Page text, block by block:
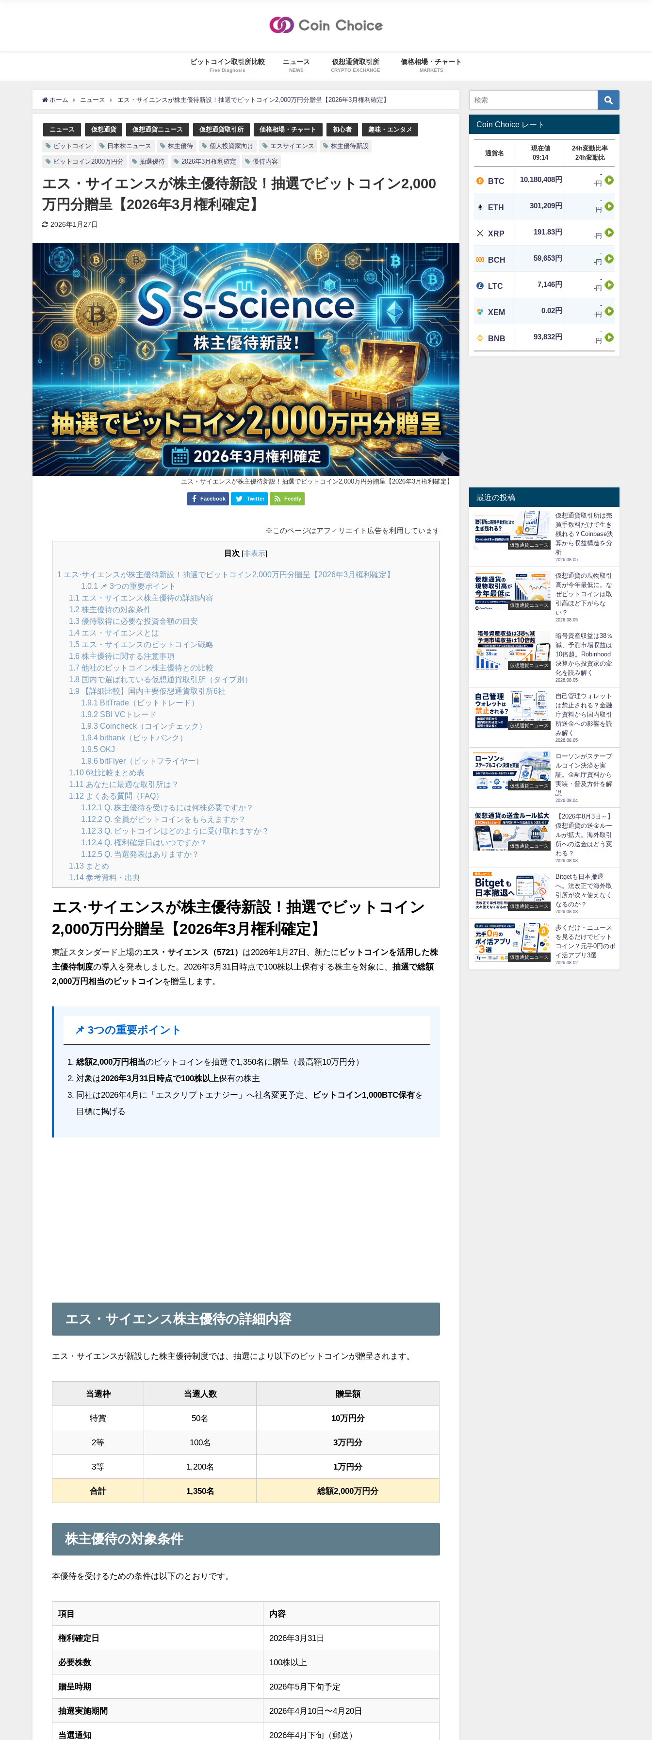
ビットコイン取引所比較
Free Diagnosis
ニュース
NEWS
仮想通貨取引所
CRYPTO EXCHANGE
価格相場・チャート
MARKETS
ホーム ニュース エス・サイエンスが株主優待新設！抽選でビットコイン2,000万円分贈呈【2026年3月権利確定】
ニュース 仮想通貨 仮想通貨ニュース 仮想通貨取引所 価格相場・チャート 初心者 趣味・エンタメ
ビットコイン 日本株ニュース 株主優待 個人投資家向け エスサイエンス 株主優待新設
ビットコイン2000万円分 抽選優待 2026年3月権利確定 優待内容
エス・サイエンスが株主優待新設！抽選でビットコイン2,000
万円分贈呈【2026年3月権利確定】
2026年1月27日
エス・サイエンスが株主優待新設！抽選でビットコイン2,000万円分贈呈【2026年3月権利確定】
Facebook Twitter Feedly
※このページはアフィリエイト広告を利用しています
目次 [非表示
1
エス·サイエンスが株主優待新設！抽選でビットコイン2,000万円分贈呈【2026年3月権利確定】
1.0.1
📌 3つの重要ポイント
1.1
エス・サイエンス株主優待の詳細内容
1.2 株主優待の対象条件
1.3 優待取得に必要な投資金額の目安
1.4 エス・サイエンスとは
1.5 エス・サイエンスのビットコイン戦略
1.6 株主優待に関する注意事項
1.7 他社のビットコイン株主優待との比較
1.8 国内で選ばれている仮想通貨取引所（タイプ別）
1.9 【詳細比較】国内主要仮想通貨取引所6社
1.9.1
BitTrade（ビットトレード）
1.9.2 SBI VCトレード
1.9.3 Coincheck（コインチェック）
1.9.4bitbank（ビットバンク）
1.9.5OKJ
1.9.6 bitFlyer（ビットフライヤー）
1.10 6社比較まとめ表
1.11
あなたに最適な取引所は？
1.12 よくある質問（FAQ）
1.12.1 Q. 株主優待を受けるには何株必要ですか？
1.12.2 Q. 全員がビットコインをもらえますか？
1.12.3 Q. ビットコインはどのように受け取れますか？
1.12.4Q. 権利確定日はいつですか？
1.12.5Q. 当選発表はありますか？
1.13 まとめ
1.14 参考資料・出典
エス·サイエンスが株主優待新設！抽選でビットコイン
2,000万円分贈呈【 2026年3 月権利確定】
東証スタンダード上場のエス・サイエンス（5721） は2026年1月27日、新たに ビットコインを活用した株
主優待制度の導入を発表しました。2026年3月31日時点で100株以上保有する株主を対象に、抽選で総額
2,000万円相当のビットコインを贈呈します。
📌 3つの重要ポイント
総額2,000万円相当のビットコインを抽選で1,350名に贈呈（最高額10万円分）
対象は2026年3月31日時点で100株以上保有の株主
同社は2026年4月に「エスクリプトエナジー」へ社名変更予定、
ビットコイン1,000BTC保有を
目標に掲げる
エス・サイエンス株主優待の詳細内容
エス・サイエンスが新設した株主優待制度では、抽選により以下のビットコインが贈呈されます。
当選枠 当選人数 贈呈額
特賞 50名 10万円分
2等 100名 3万円分
3等 1,200名 1万円分
合計 1,350名 総額2,000万円分
株主優待の対象条件
本優待を受けるための条件は以下のとおりです。
項目 内容
権利確定日 2026年3月31日
必要株数 100株以上
贈呈時期 2026年5月下旬予定
抽選実施期間 2026年4月10日〜4月20日
当選通知 2026年4月下旬（郵送）
Coin Choice レート
通貨名
現在値
09:14
24h変動比率
24h変動比
BTC 10,180,408円
-
-円
ETH 301,209円
-
-円
XRP 191.83円
-
-円
BCH 59,653円
-
-円
LTC 7,146円
-
-円
XEM 0.02円
-
-円
BNB 93,832円
-
-円
最近の投稿
仮想通貨ニュース
仮想通貨取引所は売
買手数料だけで生き
残れる？Coinbase決
算から収益構造を分
析
2026.08.05
仮想通貨ニュース
仮想通貨の現物取引
高が今年最低に。な
ぜビットコインは取
引高ほど下がらな
い？
2026.08.05
仮想通貨ニュース
暗号資産収益は38％
減、予測市場収益は
10倍超。Robinhood
決算から投資家の変
化を読み解く
2026.08.05
仮想通貨ニュース
自己管理ウォレット
は禁止される？金融
庁資料から国内取引
所送金への影響を読
み解く
2026.08.05
仮想通貨ニュース
ローソンがステーブ
ルコイン決済を実
証。金融庁資料から
実装・普及方針を解
説
2026.08.04
仮想通貨ニュース
【2026年8月3日～】
仮想通貨の送金ルー
ルが拡大。海外取引
所への送金はどう変
わる？
2026.08.03
仮想通貨ニュース
Bitgetも日本撤退
へ。法改正で海外取
引所が次々使えなく
なるのか？
2026.08.03
仮想通貨ニュース
歩くだけ・ニュース
を見るだけでビット
コイン？元手0円のポ
イ活アプリ3選
2026.08.02